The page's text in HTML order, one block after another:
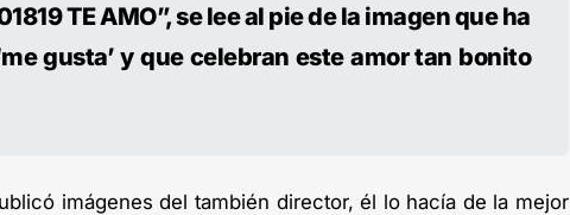
TE AMO”, se lee al pie de la imagen que ha
gusta’ y que celebran este amor tan bonito
imágenes del también director, él lo hacía de la mejor